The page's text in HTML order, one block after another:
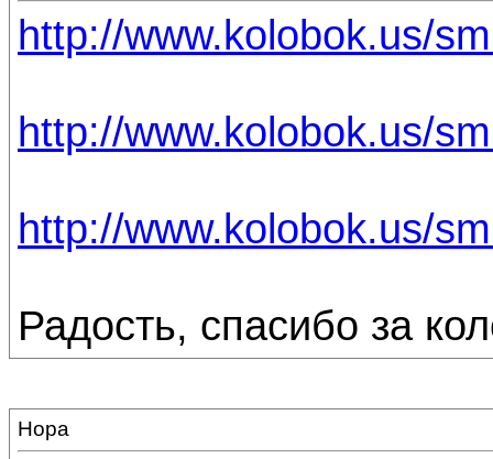
http://www.kolobok.us/
http://www.kolobok.us/
http://www.kolobok.us/
Радость, спасибо за
Нора